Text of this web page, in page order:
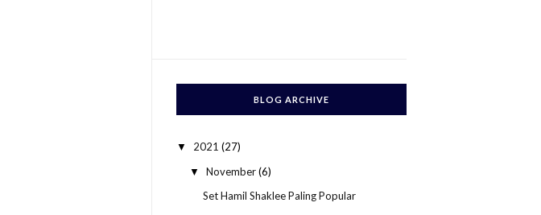
BLOG ARCHIVE
▼ 2021(27)
▼ November(6)
Set Hamil Shaklee Paling Popular